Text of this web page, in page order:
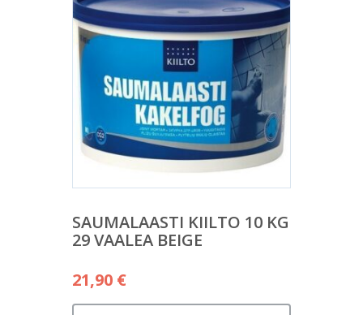
SAUMALAASTI KIILTO 10 KG
29 VAALEA BEIGE
21,90 €